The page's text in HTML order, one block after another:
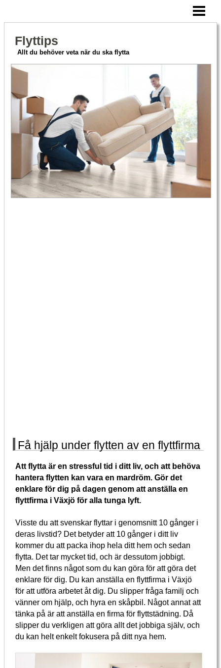
ATT TÄNKA PÅ
FLYTTFIRMA PRISER
BLOGG
Flyttips
Allt du behöver veta när du ska flytta
Få hjälp under flytten av en flyttfirma
Att flytta är en stressful tid i ditt liv, och att behöva
hantera flytten kan vara en mardröm. Gör det
enklare för dig på dagen genom att anställa en
flyttfirma i Växjö för alla tunga lyft.
Visste du att svenskar flyttar i genomsnitt 10 gånger i
deras livstid? Det betyder att 10 gånger i ditt liv
kommer du att packa ihop hela ditt hem och sedan
flytta. Det tar mycket tid, och är dessutom jobbigt.
Men det finns något som du kan göra för att göra det
enklare för dig. Du kan anställa en flyttfirma i Växjö
för att utföra arbetet åt dig. Du slipper fråga familj och
vänner om hjälp, och hyra en skåpbil. Något annat att
tänka på är att anställa en firma för flyttstädning. Då
slipper du verkligen att göra allt det jobbiga själv, och
du kan helt enkelt fokusera på ditt nya hem.